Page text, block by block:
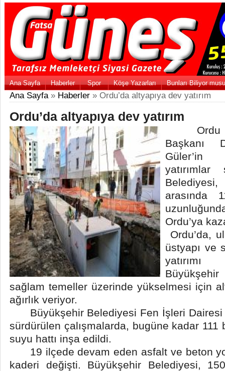
Ana Sayfa Haberler Spor Köşe Yazarları Bunları Biliyor
Ana Sayfa» Haberler » Ordu’da altyapıya dev yatırım
Ordu’da altyapıya dev yatırım
Ordu
Başkanı
Güler’in
yatırımlar
arasında
Ordu’ya
Ordu’da,
üstyapı ve
sağlam temeller üzerinde yükselmesi için
ağırlık veriyor.
Büyükşehir Belediyesi Fen İşleri Dairesi
sürdürülen çalışmalarda, bugüne kadar
suyu hattı inşa edildi.
19 ilçede devam eden asfalt ve beton yol
kaderi değişti. Büyükşehir Belediyesi,